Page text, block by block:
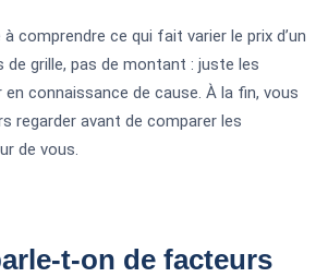
comprendre ce qui fait varier le prix d’un
grille, pas de montant : juste les
connaissance de cause. À la fin, vous
regarder avant de comparer les
de vous.
t-on de facteurs